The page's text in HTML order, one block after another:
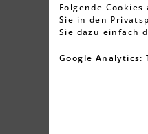
Folgende
Sie in den
Sie dazu einfach
Google Analytics: